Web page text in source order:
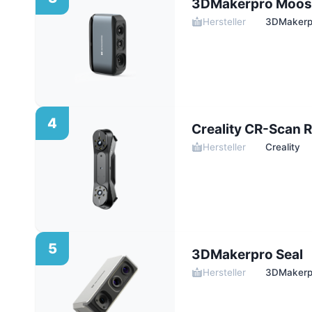
3DMakerpro
Hersteller
4 Creality CR-Scan
Hersteller Creality
5 3DMakerpro Seal
Hersteller